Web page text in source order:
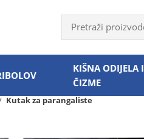
KIŠNA ODIJELA I
ČIZME
Kutak za parangaliste